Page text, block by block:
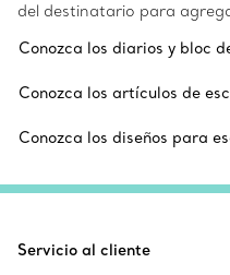
del destinatario para
Conozca los diarios y bloc
Conozca los artículos de
Conozca los diseños para
Servicio al cliente